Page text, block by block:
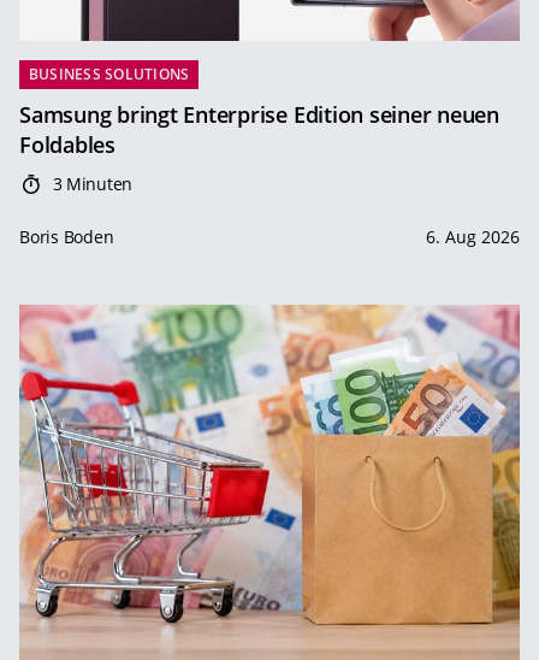
BUSINESS SOLUTIONS
Samsung bringt Enterprise Edition seiner neuen
Foldables
3 Minuten
Boris Boden 6. Aug 2026